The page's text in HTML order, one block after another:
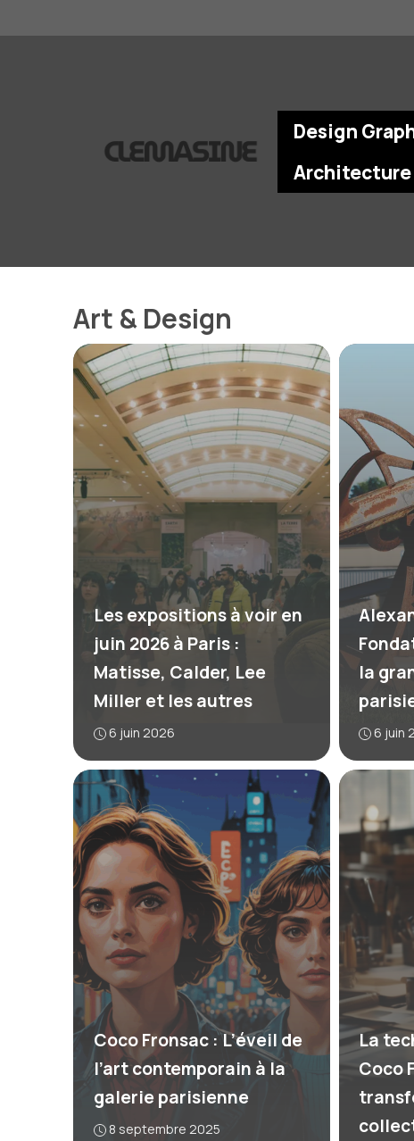
au
Design
Architecture
Art & Design
Les expositions à voir en
juin 2026 à Paris :
Matisse, Calder, Lee
Miller et les autres
6 juin 2026
la
6 juin
Coco Fronsac : L’éveil de
l’art contemporain à la
galerie parisienne
8 septembre 2025
La
Coco